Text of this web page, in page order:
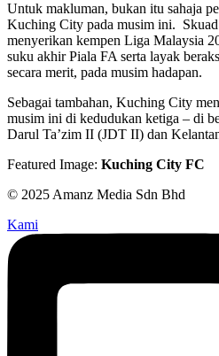
Untuk makluman, bukan itu sahaja
Kuching City pada musim ini.
menyerikan kempen Liga Malaysia
suku akhir Piala FA serta layak
secara merit, pada musim hadapan.
Sebagai tambahan, Kuching City
musim ini di kedudukan ketiga – di
Darul Ta’zim II (JDT II) dan
Featured Image: Kuching City FC
© 2025 Amanz Media Sdn Bhd
Kami